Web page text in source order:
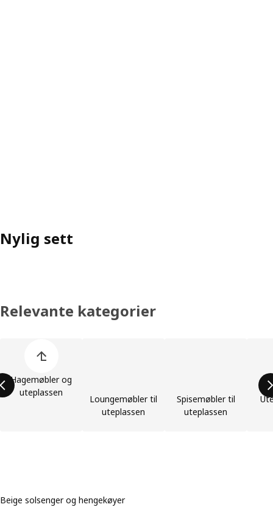
Nylig sett
Relevante kategorier
Hagemøbler og
uteplassen
Loungemøbler til
uteplassen
Spisemøbler til
uteplassen
Beige solsenger og hengekøyer